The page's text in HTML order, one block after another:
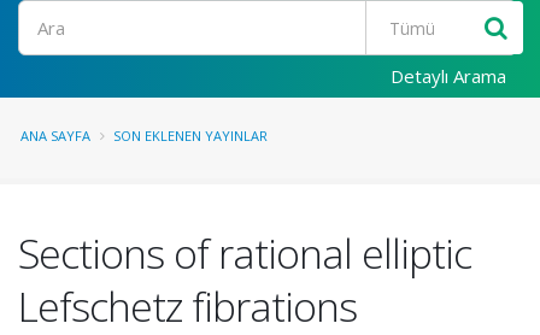
Ara
Detaylı Arama
ANA SAYFA SON EKLENEN YAYINLAR
Sections of rational elliptic
Lefschetz fibrations